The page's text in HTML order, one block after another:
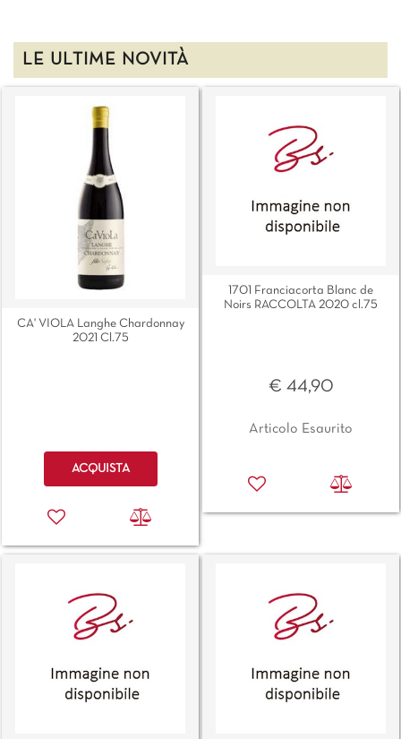
LE ULTIME NOVITÀ
CA' VIOLA Langhe Chardonnay
2021 Cl.75
Quantità
ACQUISTA
1701 Franciacorta Blanc de
Noirs RACCOLTA 2020 cl.75
€ 44,90
Articolo Esaurito